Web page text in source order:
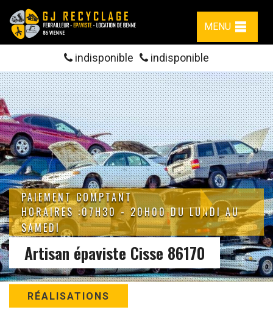
MENU
indisponible indisponible
PAIEMENT COMPTANT
HORAIRES :07H30 - 20H00 DU LUNDI AU
SAMEDI
Artisan épaviste Cisse 86170
RÉALISATIONS